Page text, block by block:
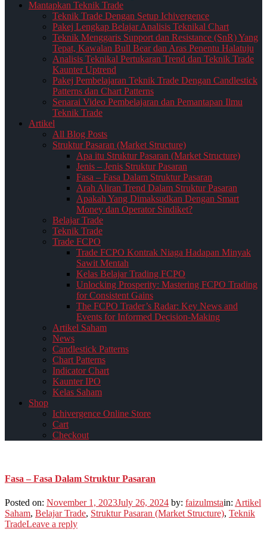
Mantapkan Teknik Trade
Teknik Trade Dengan Setup Ichivergence
Pakej Lengkap Belajar Analisis Teknikal Chart
Teknik Menggaris Support dan Resistance (SnR) Yang
Tepat, Kawalan Bull Bear dan Aras Penentu Halatuju
Analisis Teknikal Pertukaran Trend dan Teknik Trade
Kaunter Uptrend
Pakej Pembelajaran Teknik Trade Dengan Candlestick
Patterns dan Chart Patterns
Senarai Video Pembelajaran dan Pemantapan Ilmu
Teknik Trade
Artikel
All Blog Posts
Struktur Pasaran (Market Structure)
Apa itu Struktur Pasaran (Market Structure)
Jenis – Jenis Struktur Pasaran
Fasa – Fasa Dalam Struktur Pasaran
Arah Aliran Trend Dalam Struktur Pasaran
Apakah Yang Dimaksudkan Dengan Smart
Money dan Operator Sindiket?
Belajar Trade
Teknik Trade
Trade FCPO
Trade FCPO Kontrak Niaga Hadapan Minyak
Sawit Mentah
Kelas Belajar Trading FCPO
Unlocking Prosperity: Mastering FCPO Trading
for Consistent Gains
The FCPO Trader’s Radar: Key News and
Events for Informed Decision-Making
Artikel Saham
News
Candlestick Patterns
Chart Patterns
Indicator Chart
Kaunter IPO
Kelas Saham
Shop
Ichivergence Online Store
Cart
Checkout
Fasa – Fasa Dalam Struktur Pasaran
Posted on: November 1, 2023July 26, 2024 by: faizulmstain: Artikel
Saham, Belajar Trade, Struktur Pasaran (Market Structure), Teknik
TradeLeave a reply